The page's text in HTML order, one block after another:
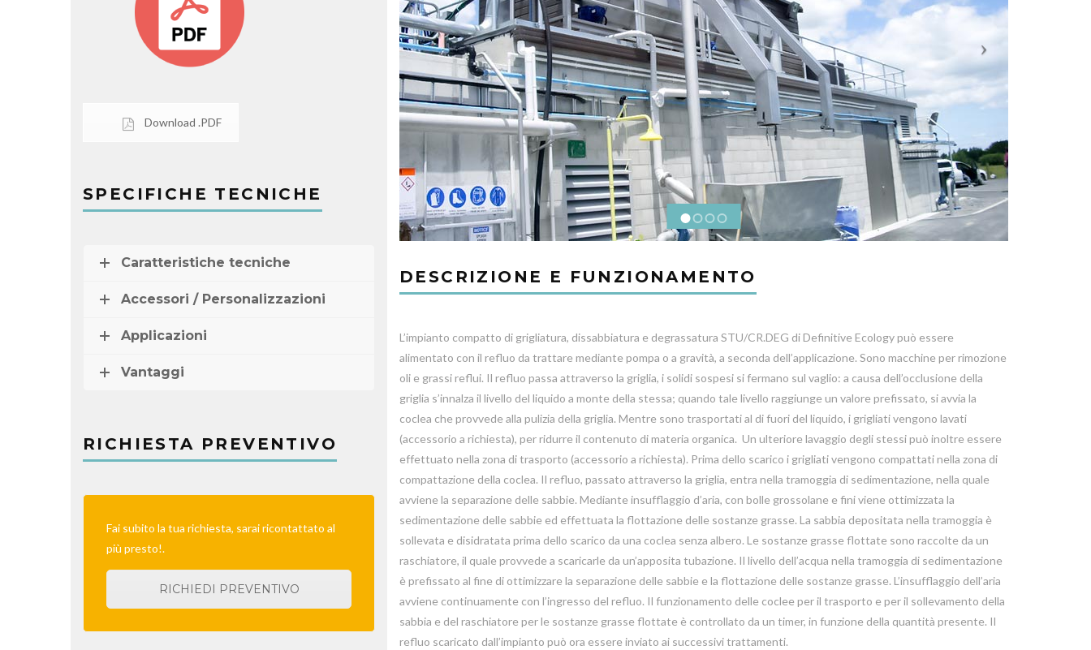
Download .PDF
SPECIFICHE TECNICHE
Caratteristiche tecniche
Accessori / Personalizzazioni
Applicazioni
Vantaggi
RICHIESTA PREVENTIVO
Fai subito la tua richiesta, sarai ricontattato al
più presto!.
RICHIEDI PREVENTIVO
DESCRIZIONE E FUNZIONAMENTO
L’impianto compatto di grigliatura, dissabbiatura e degrassatura STU/CR.DEG di Definitive Ecology può essere
alimentato con il refluo da trattare mediante pompa o a gravità, a seconda dell’applicazione. Sono macchine per rimozione
oli e grassi reflui. Il refluo passa attraverso la griglia, i solidi sospesi si fermano sul vaglio: a causa dell’occlusione della
griglia s’innalza il livello del liquido a monte della stessa; quando tale livello raggiunge un valore prefissato, si avvia la
coclea che provvede alla pulizia della griglia. Mentre sono trasportati al di fuori del liquido, i grigliati vengono lavati
(accessorio a richiesta), per ridurre il contenuto di materia organica. Un ulteriore lavaggio degli stessi può inoltre essere
effettuato nella zona di trasporto (accessorio a richiesta). Prima dello scarico i grigliati vengono compattati nella zona di
compattazione della coclea. Il refluo, passato attraverso la griglia, entra nella tramoggia di sedimentazione, nella quale
avviene la separazione delle sabbie. Mediante insufflaggio d’aria, con bolle grossolane e fini viene ottimizzata la
sedimentazione delle sabbie ed effettuata la flottazione delle sostanze grasse. La sabbia depositata nella tramoggia è
sollevata e disidratata prima dello scarico da una coclea senza albero. Le sostanze grasse flottate sono raccolte da un
raschiatore, il quale provvede a scaricarle da un’apposita tubazione. Il livello dell’acqua nella tramoggia di sedimentazione
è prefissato al fine di ottimizzare la separazione delle sabbie e la flottazione delle sostanze grasse. L’insufflaggio dell’aria
avviene continuamente con l’ingresso del refluo. Il funzionamento delle coclee per il trasporto e per il sollevamento della
sabbia e del raschiatore per le sostanze grasse flottate è controllato da un timer, in funzione della quantità presente. Il
refluo scaricato dall’impianto può ora essere inviato ai successivi trattamenti.